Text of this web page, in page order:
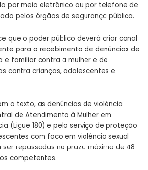
por meio eletrônico ou por telefone de
pelos órgãos de segurança pública.
que o poder público deverá criar canal
para o recebimento de denúncias de
e familiar contra a mulher e de
contra crianças, adolescentes e
o texto, as denúncias de violência
de Atendimento à Mulher em
(Ligue 180) e pelo serviço de proteção
com foco em violência sexual
ser repassadas no prazo máximo de 48
competentes.